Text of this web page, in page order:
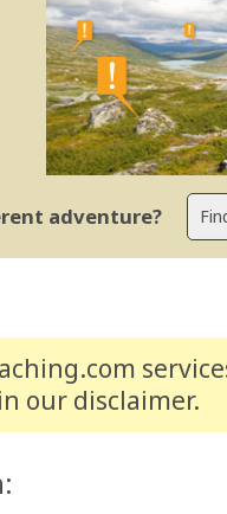
adventure?
in our disclaimer.